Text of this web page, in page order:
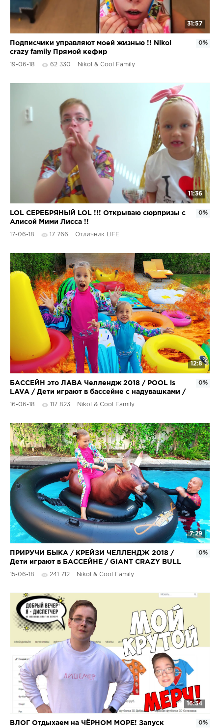
31:57
Подписчики управляют моей жизнью !! Nikol
crazy family Прямой кефир
19-06-18 62 330 Nikol & Cool Family
0%
11:36
LOL СЕРЕБРЯНЫЙ LOL !!! Открываю сюрпризы с
Алисой Мими Лисса !!
17-06-18 17 766 Отличник LIFE
0%
12:8
БАССЕЙН это ЛАВА Челлендж 2018 / POOL is
LAVA / Дети играют в бассейне с надувашками /
Николь Крейзи
16-06-18 117 823 Nikol & Cool Family
0%
7:29
ПРИРУЧИ БЫКА / КРЕЙЗИ ЧЕЛЛЕНДЖ 2018 /
Дети играют в БАССЕЙНЕ / GIANT CRAZY BULL
WIPEOUT SWIMMING POOL
15-06-18 241 712 Nikol & Cool Family
0%
16:34
ВЛОГ Отдыхаем на ЧЁРНОМ МОРЕ! Запуск
0%